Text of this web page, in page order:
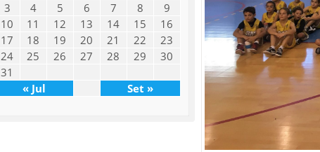
3
4 5 6 7 8
9
10
11 12 13 14 15
16
17
18 19 20 21 22
23
24
25 26 27 28 29
30
31
« Jul
Set »